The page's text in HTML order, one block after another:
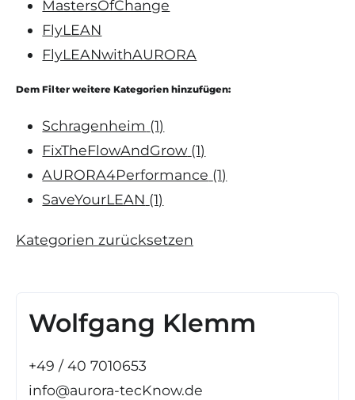
MastersOfChange
FlyLEAN
FlyLEANwithAURORA
Dem Filter weitere Kategorien hinzufügen:
Schragenheim (1)
FixTheFlowAndGrow (1)
AURORA4Performance (1)
SaveYourLEAN (1)
Kategorien zurücksetzen
Wolfgang Klemm
+49 / 40 7010653
info@aurora-tecKnow.de